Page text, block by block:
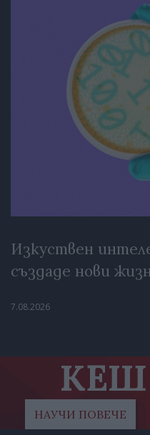
Изкуствен
създаде нови
7.08.2026
КЕШ
НАУЧИ ПОВЕЧЕ